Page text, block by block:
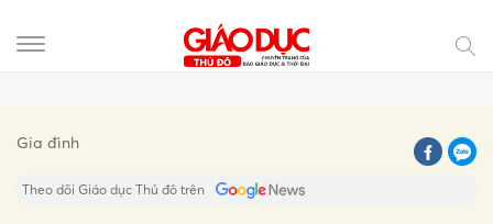
Gia đình
Theo dõi Giáo dục Thủ đô trên